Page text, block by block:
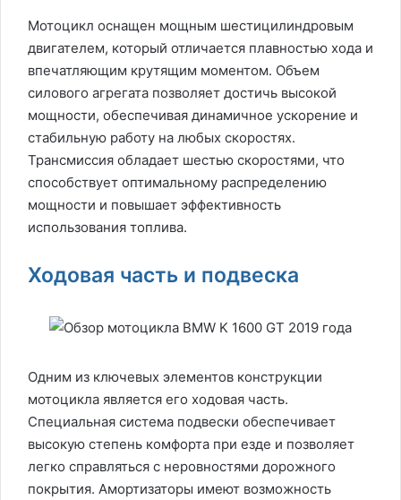
Мотоцикл оснащен мощным шестицилиндровым
двигателем, который отличается плавностью хода и
впечатляющим крутящим моментом. Объем
силового агрегата позволяет достичь высокой
мощности, обеспечивая динамичное ускорение и
стабильную работу на любых скоростях.
Трансмиссия обладает шестью скоростями, что
способствует оптимальному распределению
мощности и повышает эффективность
использования топлива.
Ходовая часть и подвеска
Одним из ключевых элементов конструкции
мотоцикла является его ходовая часть.
Специальная система подвески обеспечивает
высокую степень комфорта при езде и позволяет
легко справляться с неровностями дорожного
покрытия. Амортизаторы имеют возможность